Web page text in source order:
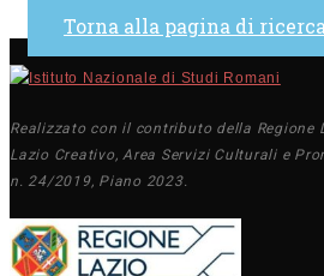
Torna alla pagina di ricerca
Realizzato con il contributo della Regione
Lazio Creativo, Area Servizi Culturali e
n. 24/2019, Piano 2023.